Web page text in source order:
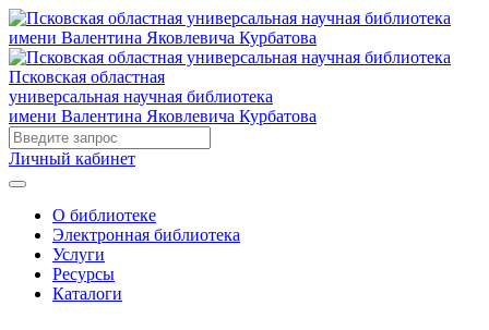
Псковская областная
универсальная научная библиотека
имени Валентина Яковлевича Курбатова
Личный кабинет
О библиотеке
Электронная библиотека
Услуги
Ресурсы
Каталоги